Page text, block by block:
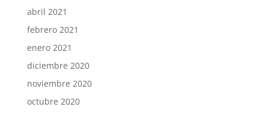
abril 2021
febrero 2021
enero 2021
diciembre 2020
noviembre 2020
octubre 2020